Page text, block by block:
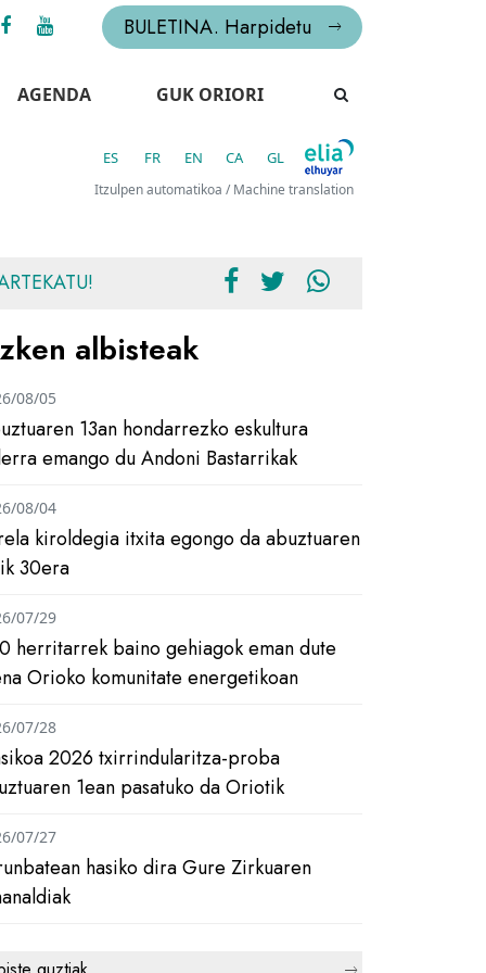
BULETINA. Harpidetu
AGENDA GUK ORIORI
ES FR EN CA GL
Itzulpen automatikoa / Machine translation
albisteak
13an hondarrezko eskultura
emango du Andoni Bastarrikak
08/05
kiroldegia itxita egongo da abuztuaren
30era
08/04
herritarrek baino gehiagok eman dute
Orioko komunitate energetikoan
07/29
2026 txirrindularitza-proba
1ean pasatuko da Oriotik
07/28
hasiko dira Gure Zirkuaren
07/27